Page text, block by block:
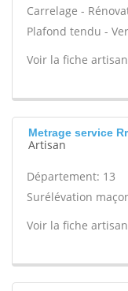
Carrelage -
Plafond tendu -
Voir la fiche
Metrage service
Artisan
Département: 13
Surélévation
Voir la fiche